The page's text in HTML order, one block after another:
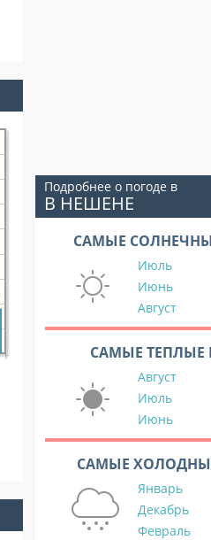
Подробнее о погоде в
В НЕШЕНЕ
САМЫЕ
Июль
Июнь
Август
САМЫЕ ТЕПЛЫЕ
Август
Июль
Июнь
САМЫЕ
Январь
Декабрь
Февраль